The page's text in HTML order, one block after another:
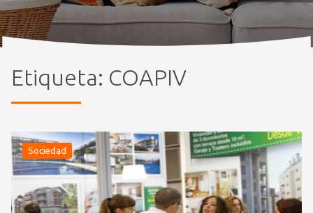
Etiqueta: COAPIV
Sociedad